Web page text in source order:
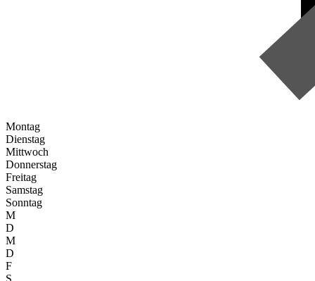
Montag
Dienstag
Mittwoch
Donnerstag
Freitag
Samstag
Sonntag
M
D
M
D
F